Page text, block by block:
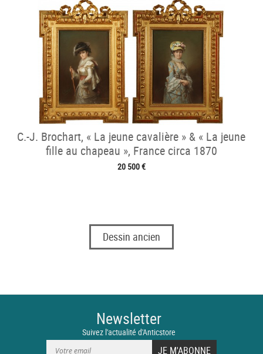
C.-J. Brochart, « La jeune cavalière » & « La jeune
fille au chapeau », France circa 1870
20 500 €
Dessin ancien
Newsletter
Suivez l'actualité d'Anticstore